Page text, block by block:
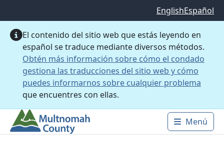
EnglishEspañol
El contenido del sitio web que estás leyendo en
español se traduce mediante diversos métodos.
Obtén más información sobre cómo el condado
gestiona las traducciones del sitio web y cómo
puedes informarnos sobre cualquier problema
que encuentres con ellas.
Main
Menú